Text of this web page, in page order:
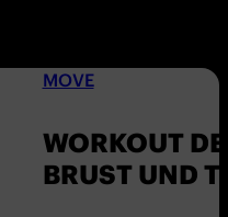
MOVE
WORKOUT
BRUST UND